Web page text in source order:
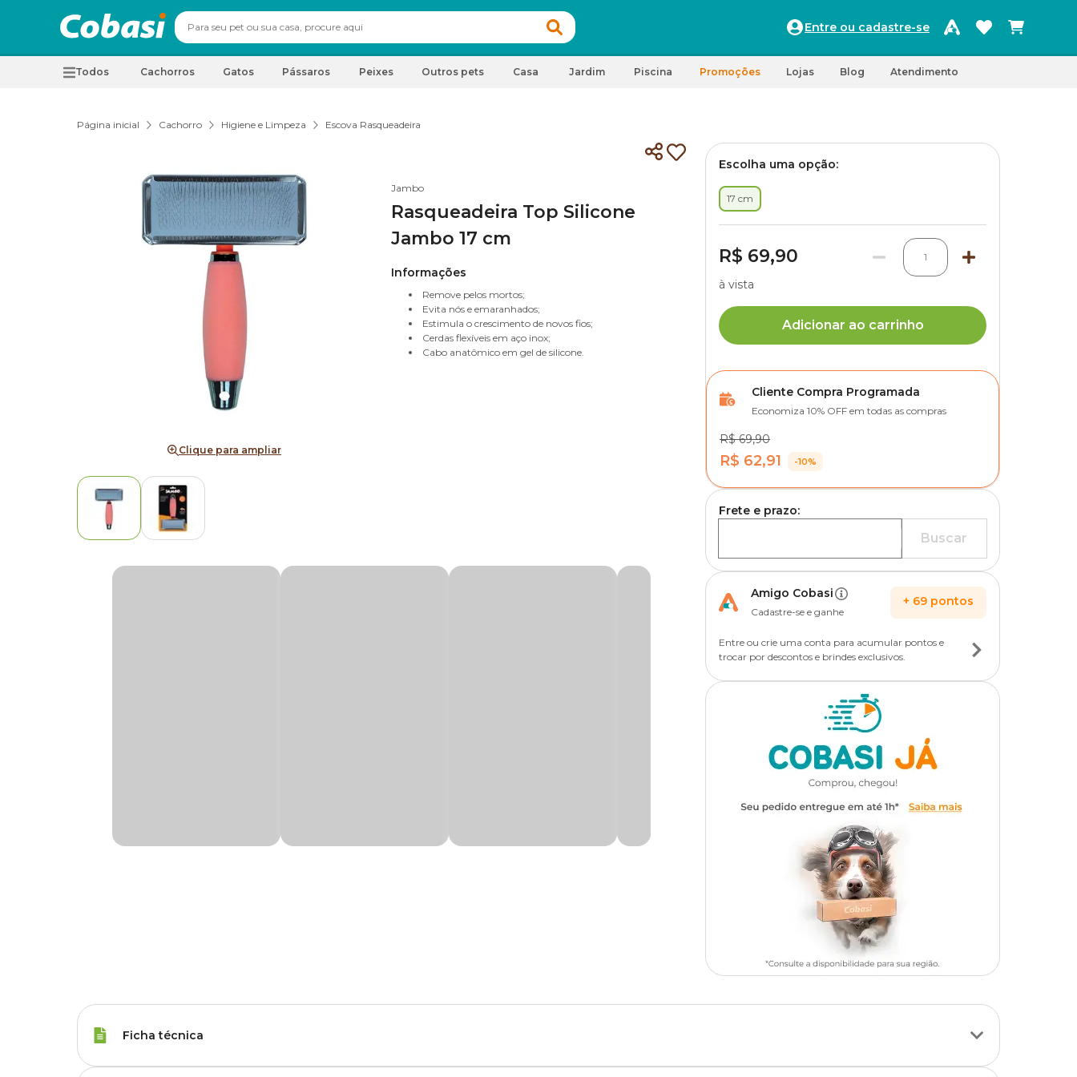
Entre ou cadastre-se
Todos Cachorros Gatos Pássaros Peixes Outros pets Casa Jardim Piscina Promoções Lojas Blog Atendimento
Página inicial Cachorro Higiene e Limpeza Escova Rasqueadeira
Clique para ampliar
Jambo
Rasqueadeira Top Silicone
Jambo 17 cm
Informações
Remove pelos mortos;
Evita nós e emaranhados;
Estimula o crescimento de novos fios;
Cerdas flexíveis em aço inox;
Cabo anatômico em gel de silicone.
Escolha uma opção:
17 cm
R$ 69,90 1
à vista
Adicionar ao carrinho
Cliente Compra Programada
Economiza 10% OFF em todas as compras
R$ 69,90
R$ 62,91 -10%
Frete e prazo:
Buscar
Amigo Cobasi
Cadastre-se e ganhe
+ 69 pontos
Entre ou crie uma conta para acumular pontos e
trocar por descontos e brindes exclusivos.
Ficha técnica